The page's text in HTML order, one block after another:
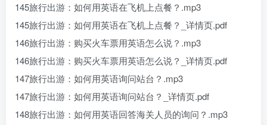
145旅行出游：如何用英语在飞机上点餐？.mp3
145旅行出游：如何用英语在飞机上点餐？_详情页.pdf
146旅行出游：购买火车票用英语怎么说？.mp3
146旅行出游：购买火车票用英语怎么说？_详情页.pdf
147旅行出游：如何用英语询问站台？.mp3
147旅行出游：如何用英语询问站台？_详情页.pdf
148旅行出游：如何用英语回答海关人员的询问？.mp3